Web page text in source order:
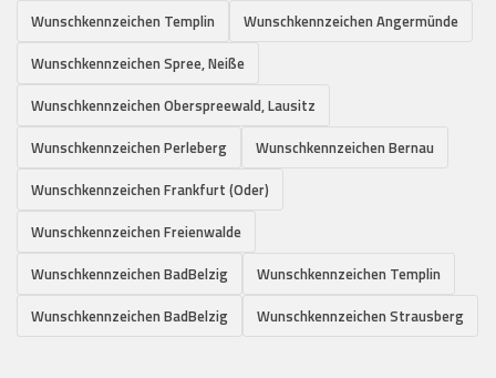
Wunschkennzeichen Templin
Wunschkennzeichen Angermünde
Wunschkennzeichen Spree, Neiße
Wunschkennzeichen Oberspreewald, Lausitz
Wunschkennzeichen Perleberg
Wunschkennzeichen Bernau
Wunschkennzeichen Frankfurt (Oder)
Wunschkennzeichen Freienwalde
Wunschkennzeichen BadBelzig
Wunschkennzeichen Templin
Wunschkennzeichen BadBelzig
Wunschkennzeichen Strausberg